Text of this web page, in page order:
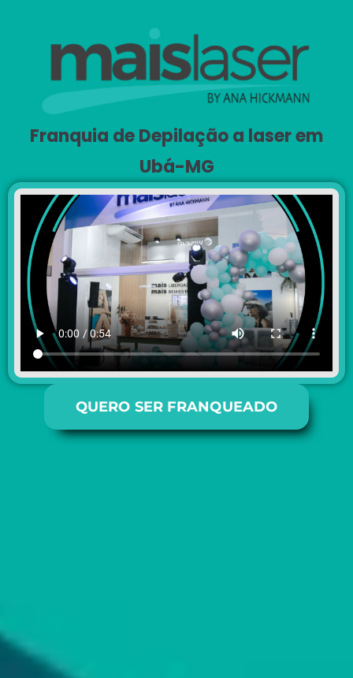
Franquia de Depilação a laser em
Ubá-MG
QUERO SER FRANQUEADO